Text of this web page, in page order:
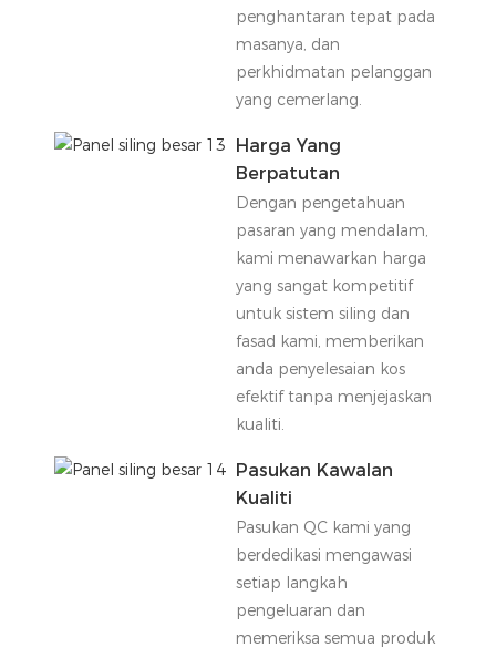
penghantaran tepat pada
masanya, dan
perkhidmatan pelanggan
yang cemerlang.
Harga Yang
Berpatutan
Dengan pengetahuan
pasaran yang mendalam,
kami menawarkan harga
yang sangat kompetitif
untuk sistem siling dan
fasad kami, memberikan
anda penyelesaian kos
efektif tanpa menjejaskan
kualiti.
Pasukan Kawalan
Kualiti
Pasukan QC kami yang
berdedikasi mengawasi
setiap langkah
pengeluaran dan
memeriksa semua produk